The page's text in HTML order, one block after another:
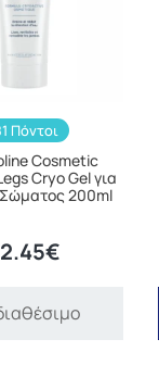
Πόντοι
Cosmetic
Cryo Gel για
200ml